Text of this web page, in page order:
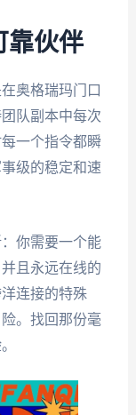
靠伙伴
奥格瑞玛门口
队副本中每次
一个指令都瞬
级的稳定和速
你需要一个能
且永远在线的
连接的特殊
。找回那份毫